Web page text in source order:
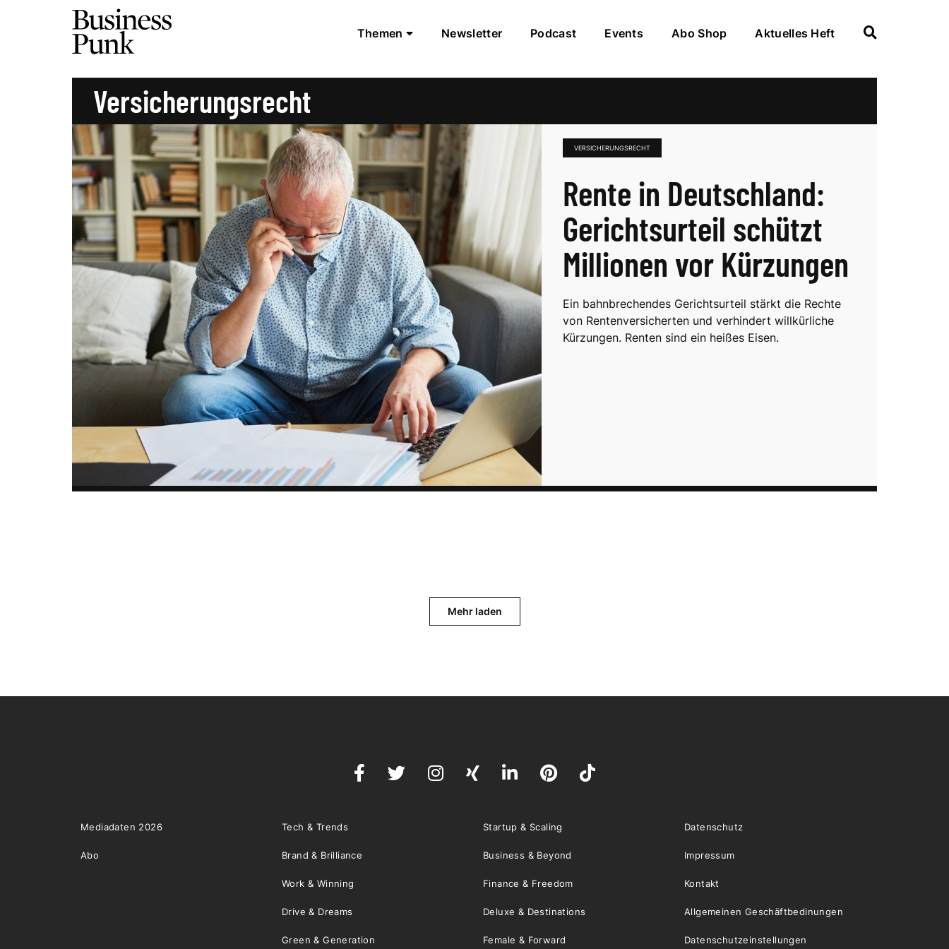
Themen Newsletter Podcast Events Abo Shop Aktuelles Heft
Versicherungsrecht
VERSICHERUNGSRECHT
Rente in Deutschland:
Gerichtsurteil schützt
Millionen vor Kürzungen
Ein bahnbrechendes Gerichtsurteil stärkt die Rechte
von Rentenversicherten und verhindert willkürliche
Kürzungen. Renten sind ein heißes Eisen.
Mehr laden
Mediadaten 2026
Abo
Tech & Trends Startup & Scaling
Brand & Brilliance Business & Beyond
Work & Winning Finance & Freedom
Drive & Dreams Deluxe & Destinations
Green & Generation Female & Forward
Datenschutz
Impressum
Kontakt
Allgemeinen Geschäftbedinungen
Datenschutzeinstellungen